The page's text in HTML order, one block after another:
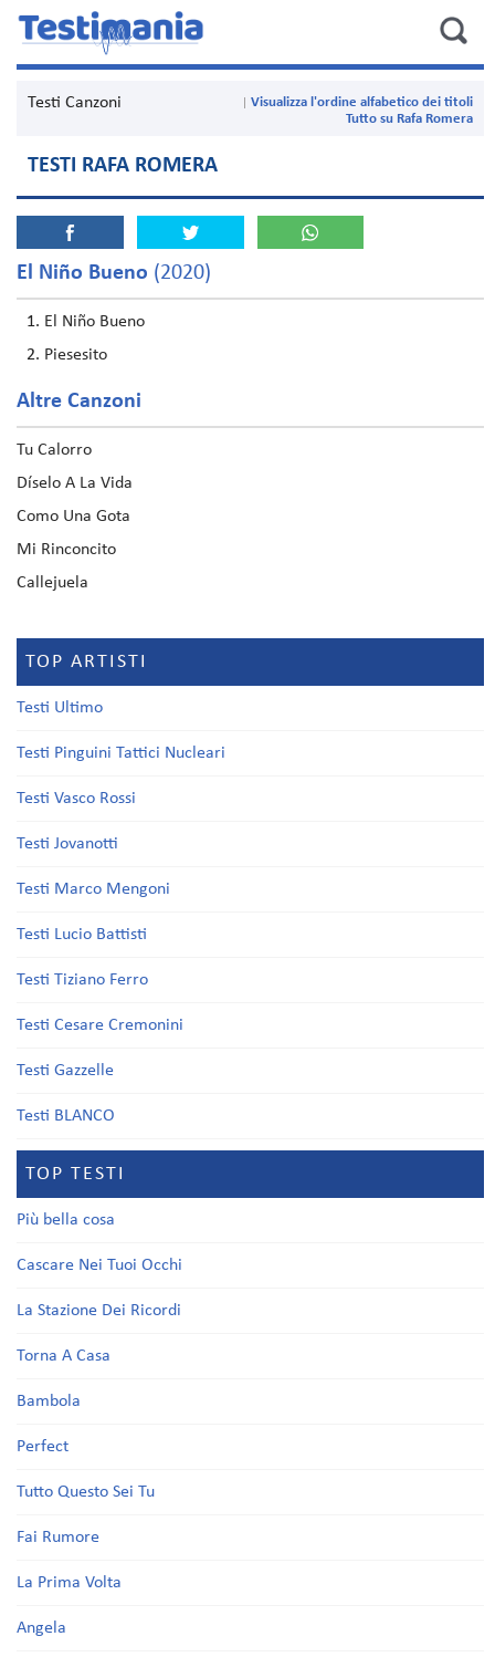
Testi Canzoni
Visualizza l'ordine alfabetico dei titoli
Tutto su Rafa Romera
TESTI RAFA ROMERA
El Niño Bueno (2020)
El Niño Bueno
Piesesito
Altre Canzoni
Tu Calorro
Díselo A La Vida
Como Una Gota
Mi Rinconcito
Callejuela
TOP ARTISTI
Testi Ultimo
Testi Pinguini Tattici Nucleari
Testi Vasco Rossi
Testi Jovanotti
Testi Marco Mengoni
Testi Lucio Battisti
Testi Tiziano Ferro
Testi Cesare Cremonini
Testi Gazzelle
Testi BLANCO
TOP TESTI
Più bella cosa
Cascare Nei Tuoi Occhi
La Stazione Dei Ricordi
Torna A Casa
Bambola
Perfect
Tutto Questo Sei Tu
Fai Rumore
La Prima Volta
Angela